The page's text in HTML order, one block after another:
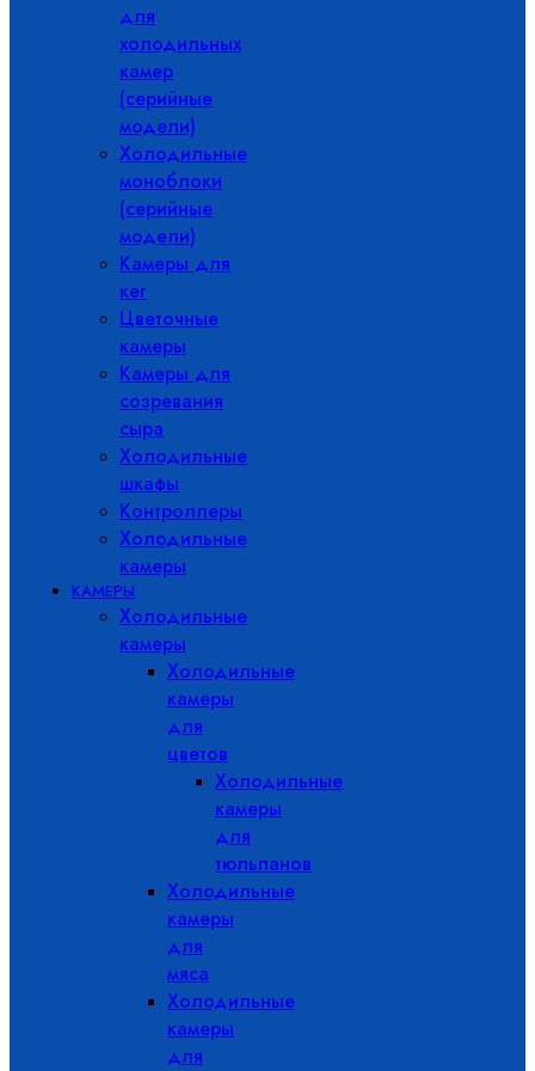
для
холодильных
камер
(серийные
модели)
Холодильные
моноблоки
(серийные
модели)
Камеры для
кег
Цветочные
камеры
Камеры для
созревания
сыра
Холодильные
шкафы
Контроллеры
Холодильные
камеры
КАМЕРЫ
Холодильные
камеры
Холодильные
камеры
для
цветов
Холодильные
камеры
для
тюльпанов
Холодильные
камеры
для
мяса
Холодильные
камеры
для